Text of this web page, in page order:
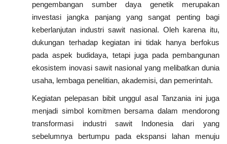
pengembangan sumber daya genetik merupakan
investasi jangka panjang yang sangat penting bagi
keberlanjutan industri sawit nasional. Oleh karena itu,
dukungan terhadap kegiatan ini tidak hanya berfokus
pada aspek budidaya, tetapi juga pada pembangunan
ekosistem inovasi sawit nasional yang melibatkan dunia
usaha, lembaga penelitian, akademisi, dan pemerintah.
Kegiatan pelepasan bibit unggul asal Tanzania ini juga
menjadi simbol komitmen bersama dalam mendorong
transformasi industri sawit Indonesia dari yang
sebelumnya bertumpu pada ekspansi lahan menuju